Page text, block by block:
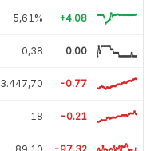
5,61% +4.08
0,38 0.00
3.447,70 -0.77
18 -0.21